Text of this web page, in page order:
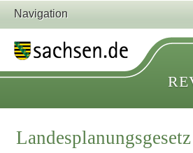
Navigation
Landesplanungsgesetz